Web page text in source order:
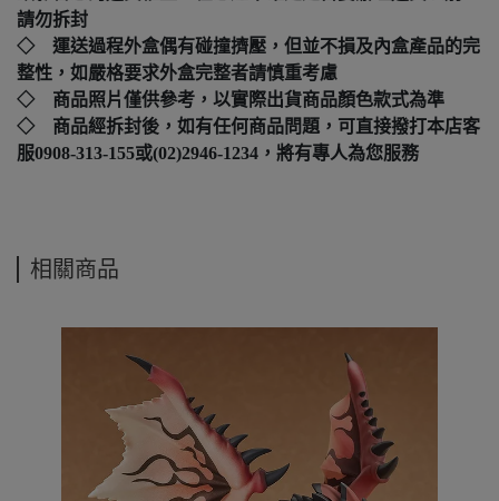
請勿拆封
◇ 運送過程外盒偶有碰撞擠壓，但並不損及內盒產品的完
整性，如嚴格要求外盒完整者請慎重考慮
◇ 商品照片僅供參考，以實際出貨商品顏色款式為準
◇ 商品經拆封後，如有任何商品問題，可直接撥打本店客
服0908-313-155或(02)2946-1234，將有專人為您服務
相關商品